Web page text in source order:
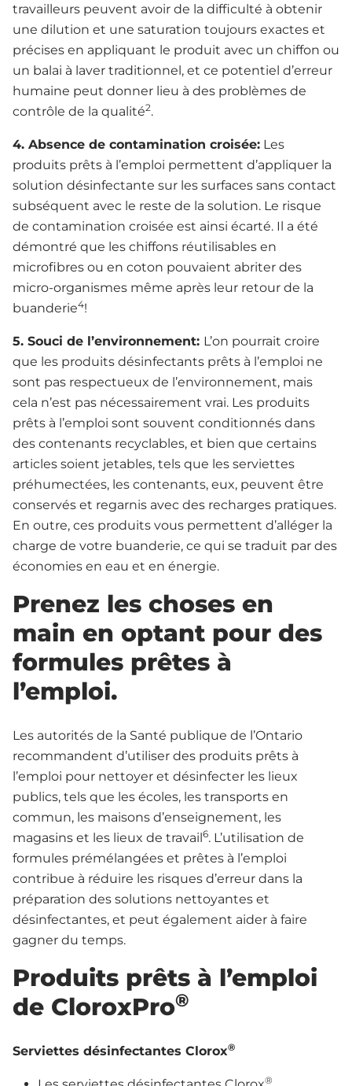
travailleurs peuvent avoir de la difficulté à obtenir
une dilution et une saturation toujours exactes et
précises en appliquant le produit avec un chiffon ou
un balai à laver traditionnel, et ce potentiel d’erreur
humaine peut donner lieu à des problèmes de
contrôle de la qualité2.
4. Absence de contamination croisée: Les
produits prêts à l’emploi permettent d’appliquer la
solution désinfectante sur les surfaces sans contact
subséquent avec le reste de la solution. Le risque
de contamination croisée est ainsi écarté. Il a été
démontré que les chiffons réutilisables en
microfibres ou en coton pouvaient abriter des
micro-organismes même après leur retour de la
buanderie4!
5. Souci de l’environnement: L’on pourrait croire
que les produits désinfectants prêts à l’emploi ne
sont pas respectueux de l’environnement, mais
cela n’est pas nécessairement vrai. Les produits
prêts à l’emploi sont souvent conditionnés dans
des contenants recyclables, et bien que certains
articles soient jetables, tels que les serviettes
préhumectées, les contenants, eux, peuvent être
conservés et regarnis avec des recharges pratiques.
En outre, ces produits vous permettent d’alléger la
charge de votre buanderie, ce qui se traduit par des
économies en eau et en énergie.
Prenez les choses en
main en optant pour des
formules prêtes à
l’emploi.
Les autorités de la Santé publique de l’Ontario
recommandent d’utiliser des produits prêts à
l’emploi pour nettoyer et désinfecter les lieux
publics, tels que les écoles, les transports en
commun, les maisons d’enseignement, les
magasins et les lieux de travail6. L’utilisation de
formules prémélangées et prêtes à l’emploi
contribue à réduire les risques d’erreur dans la
préparation des solutions nettoyantes et
désinfectantes, et peut également aider à faire
gagner du temps.
Produits prêts à l’emploi
de CloroxPro®
Serviettes désinfectantes Clorox®
®